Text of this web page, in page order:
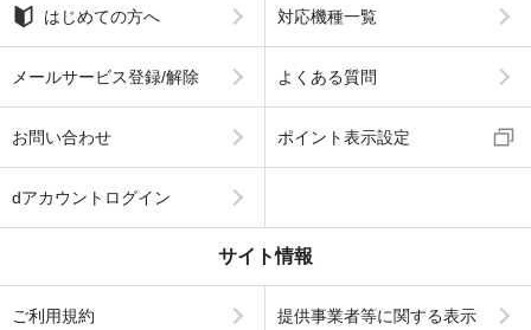
はじめての方へ 対応機種一覧
メールサービス登録/解除 よくある質問
お問い合わせ ポイント表示設定
dアカウントログイン
サイト情報
ご利用規約 提供事業者等に関する表示